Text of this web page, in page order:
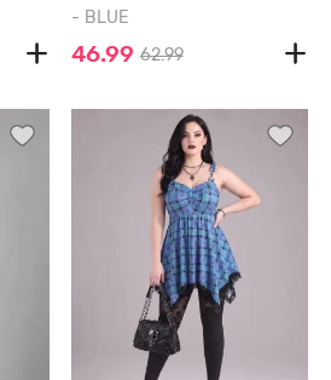
- BLUE
46.99 62.99